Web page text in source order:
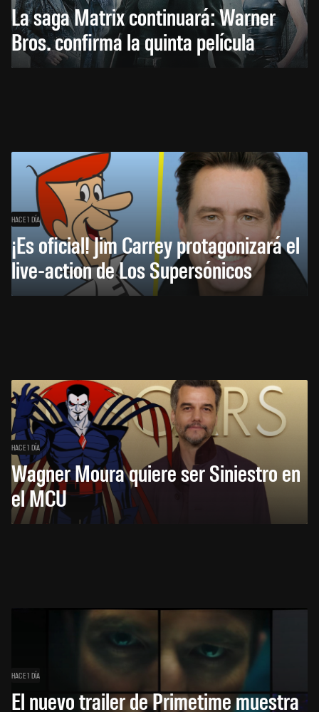
La saga Matrix continuará: Warner
Bros. confirma la quinta película
HACE 1 DÍA
¡Es oficial! Jim Carrey protagonizará el
live-action de Los Supersónicos
HACE 1 DÍA
Wagner Moura quiere ser Siniestro en
el MCU
HACE 1 DÍA
El nuevo trailer de Primetime muestra